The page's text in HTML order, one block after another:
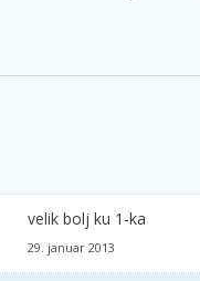
velik bolj ku 1-ka
29. januar 2013